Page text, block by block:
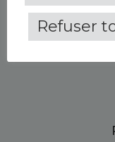
Refuser